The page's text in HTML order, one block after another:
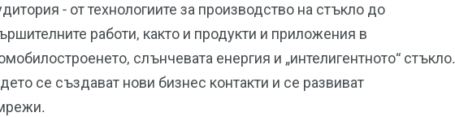
- от технологиите за производство на стъкло до
работи, както и продукти и приложения в
слънчевата енергия и „интелигентното“ стъкло.
се създават нови бизнес контакти и се развиват